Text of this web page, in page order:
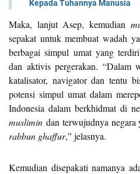
Kepada Tuhannya Manusia
Maka, lanjut Asep, kemudian
sepakat untuk membuat wadah
berbagai simpul umat yang
dan aktivis pergerakan. “Dalam
katalisator, navigator dan tentu
potensi simpul umat dalam
Indonesia dalam berkhidmat di
muslimin dan terwujudnya
rabbun ghaffur,” jelasnya.
Kemudian disepakati namanya